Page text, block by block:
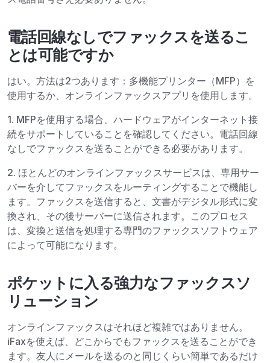
電話回線なしでファックスを送るこ
とは可能ですか
はい。方法は2つあります：多機能プリンター（MFP）を
使用するか、オンラインファックスアプリを使用します。
1. MFPを使用する場合、ハードウェアがインターネット接
続をサポートしていることを確認してください。電話回線
なしでファックスを送ることができる必要があります。
2. ほとんどのオンラインファックスサービスは、専用サー
バーを介してファックスをルーティングすることで機能し
ます。ファックスを送信すると、文書がデジタル形式に変
換され、その後サーバーに送信されます。このプロセス
は、変換と送信を処理する専門のファックスソフトウェア
によって可能になります。
ポケットに入る強力なファックスソ
リューション
オンラインファックスはそれほど複雑ではありません。
iFaxを使えば、どこからでもファックスを送ることができ
ます。友人にメールを送るのと同じくらい簡単であるだけ